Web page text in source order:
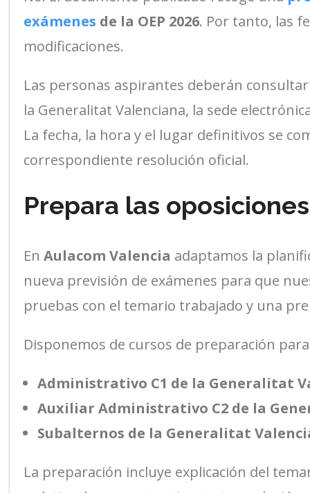
exámenes de la OEP 2026. Por tanto, las
modificaciones.
Las personas aspirantes deberán
la Generalitat Valenciana, la sede
La fecha, la hora y el lugar definitivos se
correspondiente resolución oficial.
Prepara las
En Aulacom Valencia adaptamos la
nueva previsión de exámenes para que
pruebas con el temario trabajado y una
Disponemos de cursos de preparación
Administrativo C1 de la Generalitat
Auxiliar Administrativo C2 de la
Subalternos de la Generalitat
La preparación incluye explicación del